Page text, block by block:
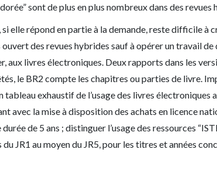
sont de plus en plus nombreux dans des
si elle répond en partie à la demande, reste difficile
des revues hybrides sauf à opérer un travail
aux livres électroniques. Deux rapports dans les
le BR2 compte les chapitres ou parties de livre.
exhaustif de l’usage des livres
avec la mise à disposition des achats en licence
de 5 ans ; distinguer l’usage des ressources
JR1 au moyen du JR5, pour les titres et années